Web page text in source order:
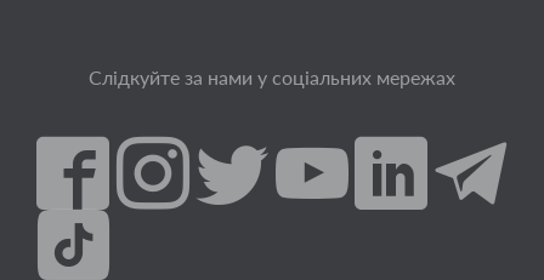
Слідкуйте за нами у соціальних мережах